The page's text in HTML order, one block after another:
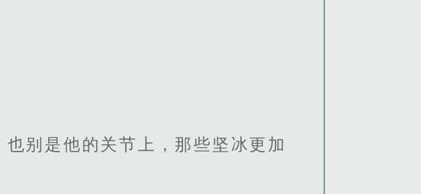
别是他的关节上，那些坚冰更加